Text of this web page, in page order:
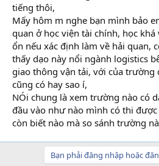
tiếng thôi,
Mấy hôm m nghe bạn mình bảo
quan ở học viện tài chính, học
ổn nếu xác định làm về hải quan,
thấy dạo này nổi ngành logistics
giao thông vận tải, với của trường
cũng có hay sao í,
NÓi chung là xem trường nào có
đầu vào như nào mình có thi
còn biết nào mà so sánh trường
Bạn phải đăng nhập hoặc